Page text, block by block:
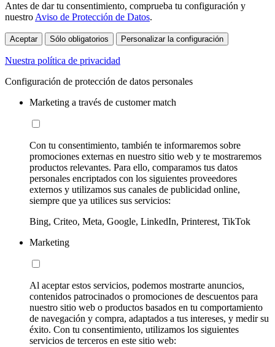
Antes de dar tu consentimiento, comprueba tu configuración y
nuestro Aviso de Protección de Datos.
Aceptar Sólo obligatorios Personalizar la configuración
Nuestra política de privacidad
Configuración de protección de datos personales
Marketing a través de customer match
Con tu consentimiento, también te informaremos sobre
promociones externas en nuestro sitio web y te mostraremos
productos relevantes. Para ello, comparamos tus datos
personales encriptados con los siguientes proveedores
externos y utilizamos sus canales de publicidad online,
siempre que ya utilices sus servicios:
Bing, Criteo, Meta, Google, LinkedIn, Printerest, TikTok
Marketing
Al aceptar estos servicios, podemos mostrarte anuncios,
contenidos patrocinados o promociones de descuentos para
nuestro sitio web o productos basados en tu comportamiento
de navegación y compra, adaptados a tus intereses, y medir su
éxito. Con tu consentimiento, utilizamos los siguientes
servicios de terceros en este sitio web: